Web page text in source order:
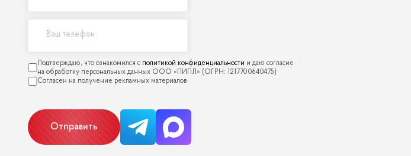
политикой конфиденциальности
Отправить